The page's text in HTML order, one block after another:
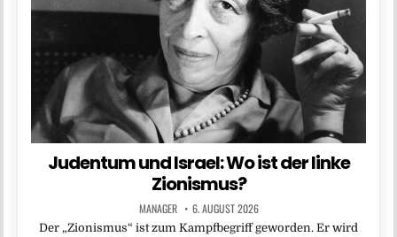
Judentum und Israel: Wo ist der linke
Zionismus?
MANAGER 6. AUGUST 2026
Der „Zionismus“ ist zum Kampfbegriff geworden. Er wird